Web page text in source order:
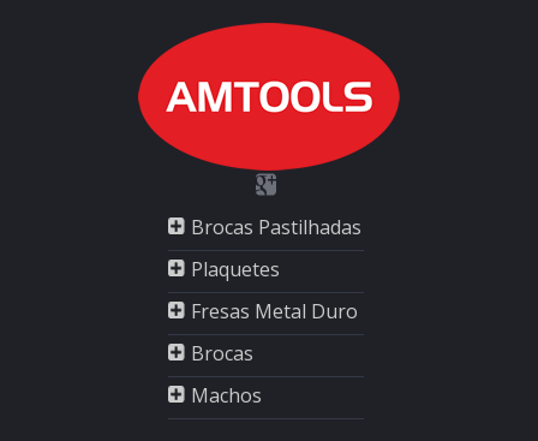
Brocas Pastilhadas
Plaquetes
Fresas Metal Duro
Brocas
Machos